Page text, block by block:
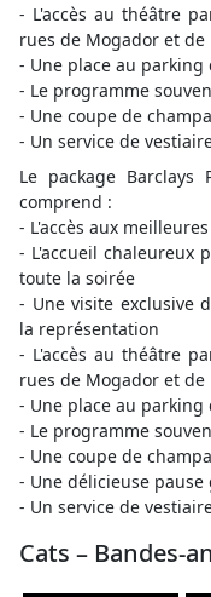
- L'accès au théâtre
rues de Mogador et de
- Une place au parking
- Le programme
- Une coupe de
- Un service de
Le package
comprend :
- L'accès aux
- L'accueil chaleureux
toute la soirée
- Une visite exclusive
la représentation
- L'accès au théâtre
rues de Mogador et de
- Une place au parking
- Le programme
- Une coupe de
- Une délicieuse
- Un service de
Cats – Bandes-